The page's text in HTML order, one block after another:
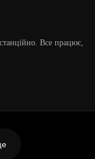
Все працює,